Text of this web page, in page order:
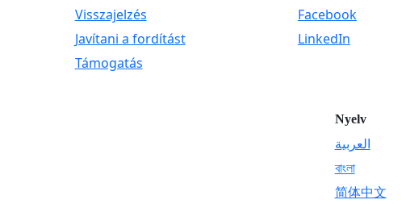
Visszajelzés
Javítani a fordítást
Támogatás
Facebook
LinkedIn
Nyelv
العربية
বাংলা
简体中文